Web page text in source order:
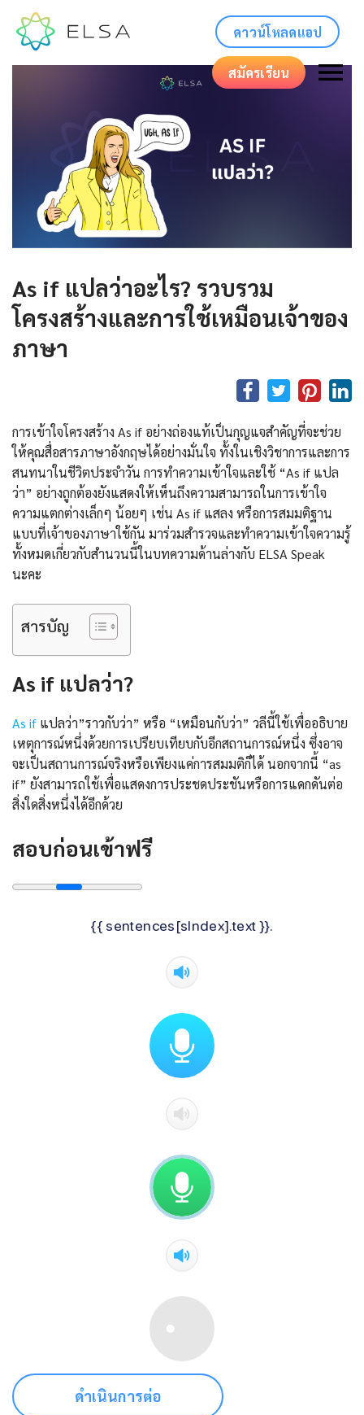
ดาวน์โหลดแอป
สมัครเรียน
As if แปลว่าอะไร? รวบรวม
โครงสร้างและการใช้เหมือนเจ้าของ
ภาษา
การเข้าใจโครงสร้าง As if อย่างถ่องแท้เป็นกุญแจสำคัญที่จะช่วย
ให้คุณสื่อสารภาษาอังกฤษได้อย่างมั่นใจ ทั้งในเชิงวิชาการและการ
สนทนาในชีวิตประจำวัน การทำความเข้าใจและใช้ “As if แปล
ว่า” อย่างถูกต้องยังแสดงให้เห็นถึงความสามารถในการเข้าใจ
ความแตกต่างเล็กๆ น้อยๆ เช่น As if แสลง หรือการสมมติฐาน
แบบที่เจ้าของภาษาใช้กัน มาร่วมสำรวจและทำความเข้าใจความรู้
ทั้งหมดเกี่ยวกับสำนวนนี้ในบทความด้านล่างกับ ELSA Speak
นะคะ
สารบัญ
As if แปลว่า?
As if แปลว่า”ราวกับว่า” หรือ “เหมือนกับว่า” วลีนี้ใช้เพื่ออธิบาย
เหตุการณ์หนึ่งด้วยการเปรียบเทียบกับอีกสถานการณ์หนึ่ง ซึ่งอาจ
จะเป็นสถานการณ์จริงหรือเพียงแค่การสมมติก็ได้ นอกจากนี้ “as
if” ยังสามารถใช้เพื่อแสดงการประชดประชันหรือการแดกดันต่อ
สิ่งใดสิ่งหนึ่งได้อีกด้วย
สอบก่อนเข้าฟรี
{{ sentences[sIndex].text }}.
ดำเนินการต่อ